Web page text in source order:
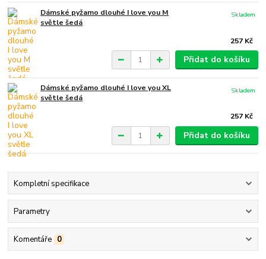
Dámské pyžamo dlouhé I love you M
světle šedá
257 Kč
Skladem
Přidat do košíku
Dámské pyžamo dlouhé I love you XL
světle šedá
257 Kč
Skladem
Přidat do košíku
Kompletní specifikace
Parametry
Komentáře 0